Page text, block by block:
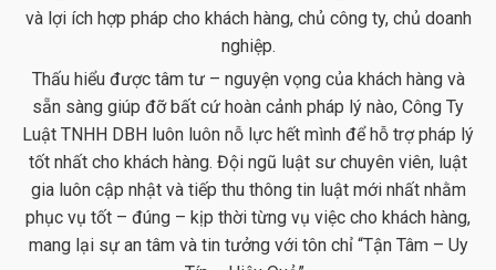
và lợi ích hợp pháp cho khách hàng, chủ công ty, chủ doanh
nghiệp.
Thấu hiểu được tâm tư – nguyện vọng của khách hàng và
sẵn sàng giúp đỡ bất cứ hoàn cảnh pháp lý nào, Công Ty
Luật TNHH DBH luôn luôn nỗ lực hết mình để hỗ trợ pháp lý
tốt nhất cho khách hàng. Đội ngũ luật sư chuyên viên, luật
gia luôn cập nhật và tiếp thu thông tin luật mới nhất nhằm
phục vụ tốt – đúng – kịp thời từng vụ việc cho khách hàng,
mang lại sự an tâm và tin tưởng với tôn chỉ “Tận Tâm – Uy